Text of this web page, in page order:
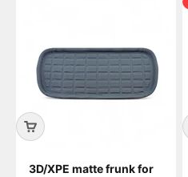
3D/XPE matte frunk for